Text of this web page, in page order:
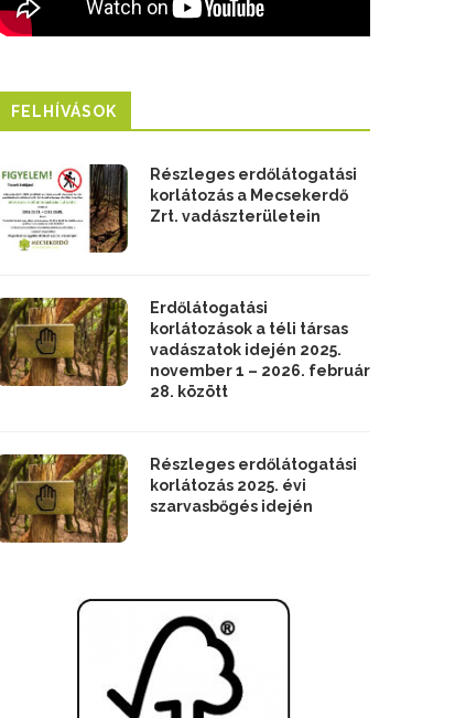
FELHÍVÁSOK
Részleges erdőlátogatási
korlátozás a Mecsekerdő
Zrt. vadászterületein
Erdőlátogatási
korlátozások a téli társas
vadászatok idején 2025.
november 1 – 2026. február
28. között
Részleges erdőlátogatási
korlátozás 2025. évi
szarvasbőgés idején